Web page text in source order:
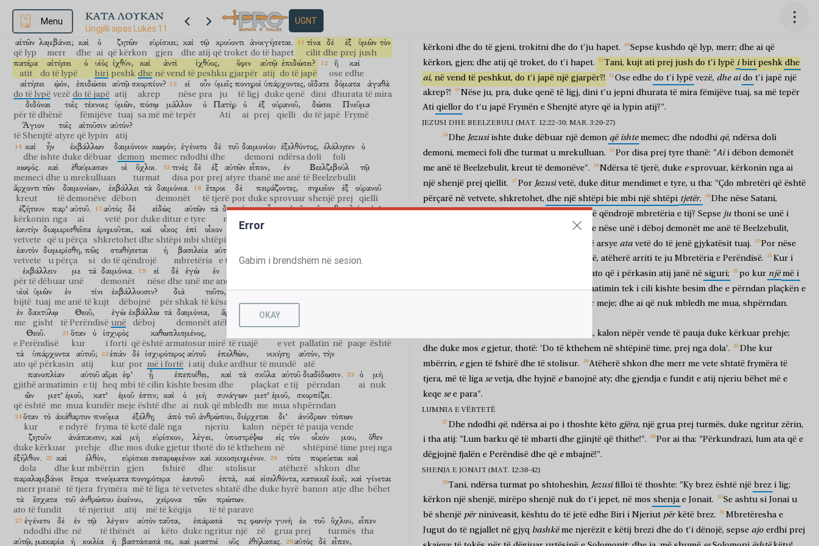
Menu ΚΑΤΑ ΛΟΥΚΑΝ
Ungjilli sipas Lukës 11
UGNT
të paturpësisë së tij duke u çuar do të japë gjithë sa ka nevojë dhe unë juve
καὶ
dhe
δοθήσεται
do të jepet
ὑμῖν;
juve
ζητεῖτε,
kërkoni
καὶ
dhe
εὑρήσετε;
do të gjeni
κρούετε, καὶ ἀνοιγήσεται
do të hapet
ὑμῖν.
juve kushdo
αἰτῶν
që lyp
λαμβάνει;
merr
καὶ
dhe
ὁ
ai
ζητῶν
që kërkon
εὑρίσκει;
gjen
καὶ
dhe
τῷ
atij
κρούοντι
që troket
ἀνοιγήσεται.
do të hapet
τίνα
cilit
δὲ
dhe
ἐξ
prej
ὑμῶν
jush
τὸν
πατέρα
atit
αἰτήσει
do të lypë
ὁ υἱὸς
biri
ἰχθύν,
peshk
καὶ
dhe
ἀντὶ
në vend
ἰχθύος,
të peshku
ὄφιν
gjarpër
αὐτῷ
atij
ἐπιδώσει?
do të japë
ἢ
ose
καὶ
edhe
αἰτήσει
do të lypë
ᾠόν,
vezë
ἐπιδώσει
do të japë
αὐτῷ
atij
σκορπίον?
akrep
εἰ
nëse
οὖν
pra
ὑμεῖς
ju
πονηροὶ
të ligj
ὑπάρχοντες,
duke qenë
οἴδατε
dini
δόματα
dhurata
ἀγαθὰ
të mira
διδόναι
për të dhënë
τοῖς τέκνοις
fëmijëve
ὑμῶν,
tuaj
πόσῳ
sa më
μᾶλλον
më tepër
ὁ Πατὴρ
Ati
ὁ
ai
ἐξ
prej
οὐρανοῦ,
qielli
δώσει
do të japë
Πνεῦμα
Frymë
Ἅγιον
të Shenjtë
τοῖς
atyre
αἰτοῦσιν
që lypin
αὐτόν?
atij
καὶ
dhe
ἦν
ishte
ἐκβάλλων
duke dëbuar
δαιμόνιον
demon
κωφόν;
memec
ἐγένετο
ndodhi
δὲ
dhe
τοῦ δαιμονίου
demoni
ἐξελθόντος,
ndërsa doli
ἐλάλησεν
foli
ὁ
κωφός.
memeci
καὶ
dhe
ἐθαύμασαν
u mrekulluan
οἱ ὄχλοι.
turmat
τινὲς
disa
δὲ
por
ἐξ
prej
αὐτῶν
atyre
εἶπον,
thanë
ἐν
me anë
Βεελζεβοὺλ
të Beelzebulit
τῷ
ἄρχοντι
kreut
τῶν δαιμονίων,
të demonëve
ἐκβάλλει
dëbon
τὰ δαιμόνια.
demonët
ἕτεροι
të tjerë
δὲ
por
πειράζοντες,
duke sprovuar
σημεῖον
shenjë
ἐξ
prej
οὐρανοῦ
qielli
ἐζήτουν
kërkonin
παρ’
nga
αὐτοῦ.
ai
αὐτὸς
vetë
δὲ
por
εἰδὼς
duke ditur
αὐτῶν
e tyre
τὰ διανοήματα
mendimet
εἶπεν αὐτοῖς, πᾶσα βασιλεία ἐφ’
ἑαυτὴν
vetvete
διαμερισθεῖσα
që u përça
ἐρημοῦται,
shkretohet
καὶ
dhe
οἶκος
shtëpi
ἐπὶ
mbi
οἶκον
shtëpi
πίπτει.
ἑαυτὸν
vetvete
διεμερίσθη,
u përça
πῶς
si
σταθήσεται
do të qëndrojë
ἡ βασιλεία
mbretëria
αὐτοῦ?
e tij se thoni me anë të Beelzebulit
ἐκβάλλειν
për të dëbuar
με
unë
τὰ δαιμόνια.
demonët
εἰ
nëse
δὲ
dhe
ἐγὼ
unë
ἐν
me anë
υἱοὶ
bijtë
ὑμῶν
tuaj
ἐν
me anë
τίνι
të kujt
ἐκβάλλουσιν?
dëbojnë
διὰ
për shkak
τοῦτο,
të kësaj
αὐτοὶ
vetë
ὑμῶν
tuaj
κριταὶ
gjykatës
ἔσονται. εἰ δὲ
ἐν
me
δακτύλῳ
gisht
Θεοῦ,
të Perëndisë
ἐγὼ
unë
ἐκβάλλω
dëboj
τὰ δαιμόνια,
demonët
ἄρα
atëherë
ἔφθασεν ἐφ’
Θεοῦ.
e Perëndisë
ὅταν
kur
ὁ ἰσχυρὸς
i forti
καθωπλισμένος,
që është armatosur mirë të ruajë e vet pallatin në paqe është
τὰ
ato
ὑπάρχοντα
që përkasin
αὐτοῦ;
atij
ἐπὰν
kur
δὲ
por
ἰσχυρότερος
më i fortë
αὐτοῦ
i atij
ἐπελθὼν,
duke ardhur
νικήσῃ
të mundë
αὐτόν,
atë
τὴν
πανοπλίαν
gjithë armatimin
αὐτοῦ
e tij
αἴρει
heq
ἐφ’
mbi
ᾗ
të cilin
ἐπεποίθει,
kishte besim
καὶ
dhe
τὰ σκῦλα
plaçkat
αὐτοῦ
e tij
διαδίδωσιν.
përndan
ὁ
ai
μὴ
nuk
ὢν
që është
μετ’
me
ἐμοῦ,
mua
κατ’
kundër
ἐμοῦ
meje
ἐστιν;
është
καὶ
dhe
ὁ
ai
μὴ
nuk
συνάγων
që mbledh
μετ’
me
ἐμοῦ,
mua
σκορπίζει.
shpërndan
ὅταν
kur
τὸ ἀκάθαρτον
e ndyrë
πνεῦμα
fryma
ἐξέλθῃ
të ketë dalë
ἀπὸ
nga
τοῦ ἀνθρώπου,
njeriu
διέρχεται
kalon
δι’
nëpër
ἀνύδρων
të pauja
τόπων
vende
ζητοῦν
duke kërkuar
ἀνάπαυσιν;
prehje
καὶ
dhe
μὴ
mos
εὑρίσκον,
duke gjetur
λέγει,
thotë
ὑποστρέψω
do të kthehem
εἰς
në
τὸν οἶκόν
shtëpinë
μου,
time
ὅθεν
prej nga
ἐξῆλθον.
dola
καὶ
dhe
ἐλθὸν,
kur mbërrin
εὑρίσκει
gjen
σεσαρωμένον
fshirë
καὶ
dhe
κεκοσμημένον.
stolisur
τότε
atëherë
πορεύεται
shkon
καὶ
dhe
παραλαμβάνει
merr pranë
ἕτερα
të tjera
πνεύματα
frymëra
πονηρότερα
më të liga
ἑαυτοῦ
të vetvetes
ἑπτά,
shtatë
καὶ
dhe
εἰσελθόντα,
duke hyrë
κατοικεῖ
banon
ἐκεῖ;
atje
καὶ
dhe
γίνεται
bëhet
τὰ
ato
ἔσχατα
të fundit
τοῦ ἀνθρώπου
të njeriut
ἐκείνου,
atij
χείρονα
më të këqija
τῶν πρώτων.
të të parave
ἐγένετο
ndodhi
δὲ
dhe
ἐν
në
τῷ λέγειν
të thënët
αὐτὸν
ai
ταῦτα,
këto
ἐπάρασά
duke ngritur
τις
një
φωνὴν
zë
γυνὴ
grua
ἐκ
prej
τοῦ ὄχλου,
turmës
εἶπεν
tha
αὐτῷ, μακαρία ἡ κοιλία ἡ βαστάσασά σε, καὶ μαστοὶ οὓς ἐθήλασας. αὐτὸς δὲ εἶπεν,
kërkoni dhe do të gjeni, trokitni dhe do t'ju hapet. Sepse kushdo që lyp, merr; dhe ai që
kërkon, gjen; dhe atij që troket, do t'i hapet. Tani, kujt ati prej jush do t'i lypë i biri peshk dhe
ai, në vend të peshkut, do t'i japë një gjarpër?! Ose edhe do t'i lypë vezë, dhe ai do t'i japë një
akrep?!
Nëse ju, pra, duke qenë të ligj, dini t'u jepni dhurata të mira fëmijëve tuaj, sa më tepër
Ati qiellor do t'u japë Frymën e Shenjtë atyre që ia lypin atij?".
JEZUSI DHE BEELZEBULI (MAT. 12:22-30; MAR. 3:20-27)
Dhe Jezusi ishte duke dëbuar një demon që ishte memec; dhe ndodhi që, ndërsa doli
demoni, memeci foli dhe turmat u mrekulluan. Por disa prej tyre thanë: "Ai i dëbon demonët
me anë të Beelzebulit, kreut të demonëve". Ndërsa të tjerë, duke e sprovuar, kërkonin nga ai
një shenjë prej qiellit. Por Jezusi vetë, duke ditur mendimet e tyre, u tha: "Çdo mbretëri që është
përçarë në vetvete, shkretohet, dhe një shtëpi bie mbi një shtëpi tjetër. Dhe nëse Satani,
të qëndrojë mbretëria e tij? Sepse ju thoni se unë i
Dhe nëse unë i dëboj demonët me anë të Beelzebulit,
këtë arsye ata vetë do të jenë gjykatësit tuaj. Por nëse
Perëndisë, atëherë arriti te ju Mbretëria e Perëndisë. Kur i
ato që i përkasin atij janë në siguri; po kur një më i
fortë se ai vjen dhe e mund, i heq gjithë armatimin tek i cili kishte besim dhe e përndan plaçkën e
kundër meje; dhe ai që nuk mbledh me mua, shpërndan.
njeriu, kalon nëpër vende të pauja duke kërkuar prehje;
dhe duke mos e gjetur, thotë: 'Do të kthehem në shtëpinë time, prej nga dola'. Dhe kur
mbërrin, e gjen të fshirë dhe të stolisur. Atëherë shkon dhe merr me vete shtatë frymëra të
tjera, më të liga se vetja, dhe hyjnë e banojnë aty; dhe gjendja e fundit e atij njeriu bëhet më e
keqe se e para".
LUMNIA E VËRTETË
Dhe ndodhi që, ndërsa ai po i thoshte këto gjëra, një grua prej turmës, duke ngritur zërin,
i tha atij: "Lum barku që të mbarti dhe gjinjtë që thithe!". Por ai tha: "Përkundrazi, lum ata që e
dëgjojnë fjalën e Perëndisë dhe që e mbajnë!".
SHENJA E JONAIT (MAT. 12:38-42)
Tani, ndërsa turmat po shtoheshin, Jezusi filloi të thoshte: "Ky brez është një brez i lig;
kërkon një shenjë, mirëpo shenjë nuk do t'i jepet, në mos shenja e Jonait. Se ashtu si Jonai u
bë shenjë për niniveasit, kështu do të jetë edhe Biri i Njeriut për këtë brez. Mbretëresha e
Jugut do të ngjallet në gjyq bashkë me njerëzit e këtij brezi dhe do t'i dënojë, sepse ajo erdhi prej
Error
Gabim i brendshëm në sesion.
OKAY